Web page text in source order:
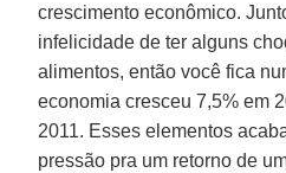
crescimento econô­mico.
infelici­dade de ter alguns
alimentos, então você fica
economia cresceu 7,5% em
2011. Esses elementos
pressão pra um retorno de